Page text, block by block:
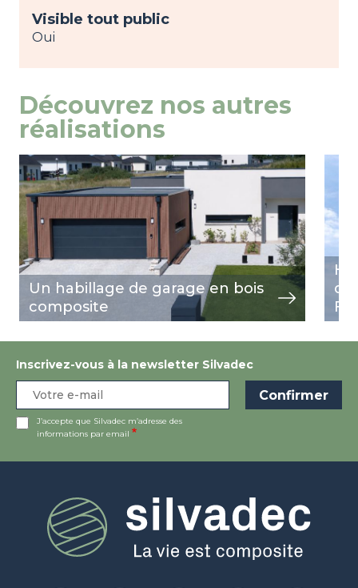
Visible tout public
Oui
Découvrez nos autres
réalisations
Un habillage de garage en bois
composite
Image
view
de
view
Inscrivez-vous à la newsletter Silvadec
J’accepte que Silvadec m’adresse des
informations par email